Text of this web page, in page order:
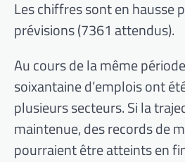
Les chiffres sont en hausse
prévisions (7361 attendus).
Au cours de la même
soixantaine d’emplois ont
plusieurs secteurs. Si la
maintenue, des records de
pourraient être atteints en